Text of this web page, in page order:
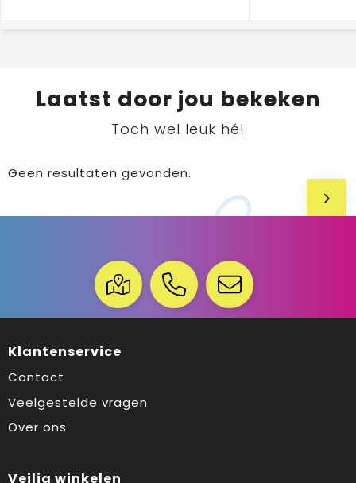
Laatst door jou bekeken
Toch wel leuk hé!
Geen resultaten gevonden.
Klantenservice
Contact
Veelgestelde vragen
Over ons
Veilig winkelen